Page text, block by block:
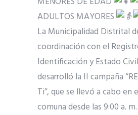
ADULTOS MAYORES
La Municipalidad Distrital
coordinación con el
Identificación y Estado Civil
desarrolló la II campaña
Ti”, que se llevó a cabo en
comuna desde las 9:00 a.